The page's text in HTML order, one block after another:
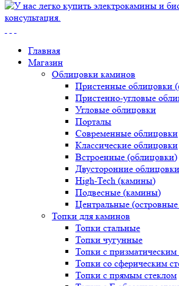
Главная
Магазин
Облицовки каминов
Пристенные облицовки
Пристенно-угловые
Угловые облицовки
Порталы
Современные облицовки
Классические облицовки
Встроенные (облицовки)
Двусторонние облицовки
High-Tech (камины)
Подвесные (камины)
Центральные
Топки для каминов
Топки стальные
Топки чугунные
Топки с призматическим
Топки со сферическим
Топки с прямым стеклом